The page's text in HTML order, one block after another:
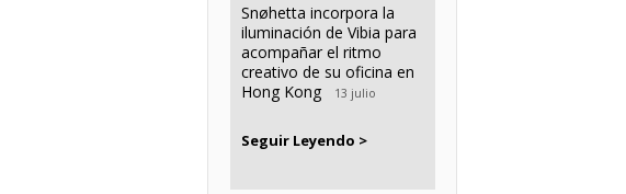
Snøhetta incorpora la
iluminación de Vibia para
acompañar el ritmo
creativo de su oficina en
Hong Kong
13 julio
Seguir Leyendo >